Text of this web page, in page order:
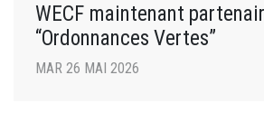
WECF maintenant
“Ordonnances Vertes”
MAR 26 MAI 2026